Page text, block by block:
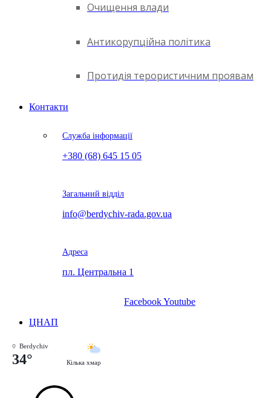
Очищення влади
Антикорупційна політика
Протидія терористичним проявам
Контакти
Служба інформації
+380 (68) 645 15 05
Загальний відділ
info@berdychiv-rada.gov.ua
Адреса
пл. Центральна 1
FacebookYoutube
ЦНАП
Berdychiv
34° Кілька хмар